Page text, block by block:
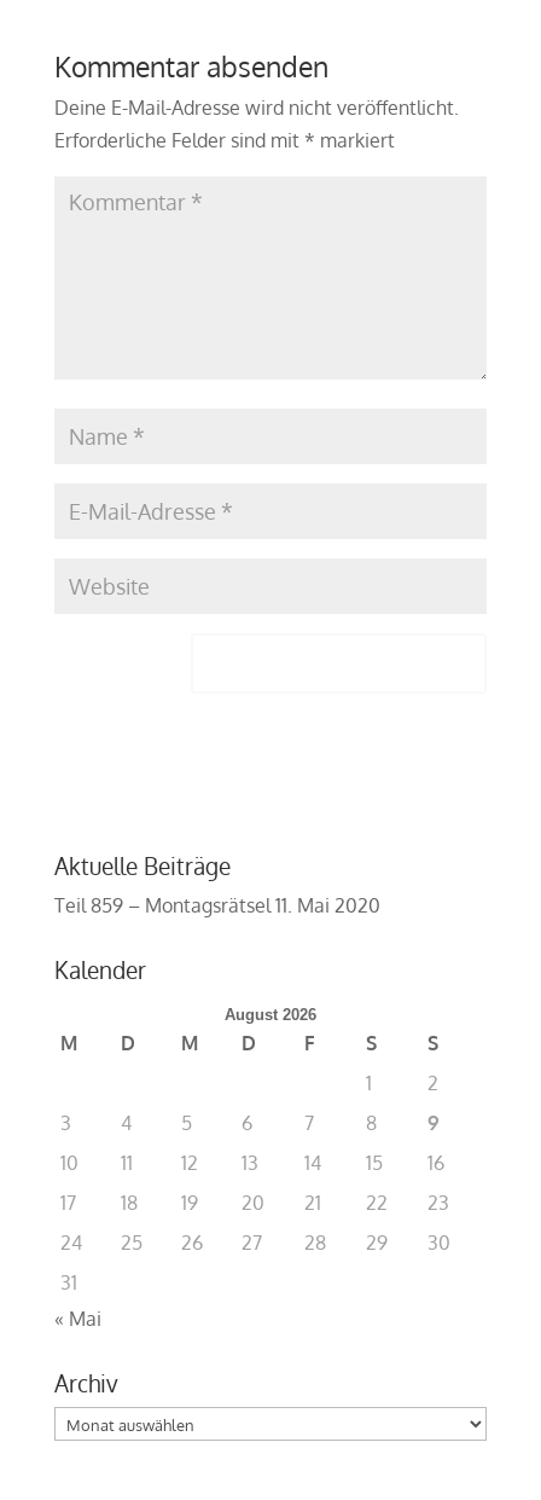
Kommentar absenden
Deine E-Mail-Adresse wird nicht veröffentlicht.
Erforderliche Felder sind mit * markiert
Aktuelle Beiträge
Teil 859 – Montagsrätsel 11. Mai 2020
Kalender
August 2026
M D M D F S
S
1
2
3
4 5 6 7 8
9
10
11 12 13 14 15
16
17
18 19 20 21 22
23
24
25 26 27 28 29
30
31
« Mai
Archiv
Archiv